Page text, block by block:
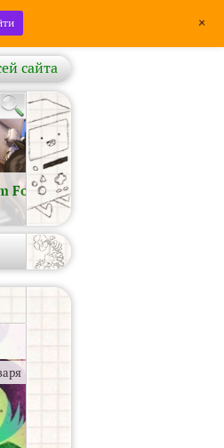
сайта
Надежды, слухи
...
Fortress 2 умер. Да здравствует
Overwatch!
+